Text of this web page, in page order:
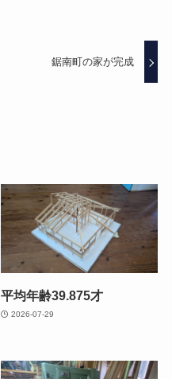
鋸南町の家が完成
平均年齢39.875才
2026-07-29